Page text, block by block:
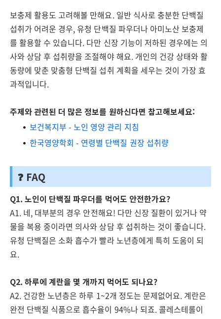
보충제 활용도 고려해볼 만해요. 일반 식사로 충분한 단백질
섭취가 어려운 경우, 유청 단백질 파우더나 아미노산 보충제
를 활용할 수 있습니다. 다만 신장 기능이 저하된 경우에는 의
사와 상담 후 섭취량을 조절해야 해요. 개인의 건강 상태와 활
동량에 맞춘 맞춤형 단백질 섭취 계획을 세우는 것이 가장 효
과적입니다.
주제와 관련된 더 많은 정보를 원하신다면 참고해보세요:
보건복지부 - 노인 영양 관리 지침
한국영양학회 - 연령별 단백질 권장 섭취량
❓ FAQ
Q1. 노인이 단백질 파우더를 먹어도 안전한가요?
A1. 네, 대부분의 경우 안전해요! 다만 신장 질환이 있거나 약
물을 복용 중이라면 의사와 상담 후 섭취하는 것이 좋습니다.
유청 단백질은 소화 흡수가 빨라 노년층에게 특히 도움이 되
요.
Q2. 하루에 계란을 몇 개까지 먹어도 되나요?
A2. 건강한 노년층은 하루 1~2개 정도는 문제없어요. 계란은
완전 단백질 식품으로 흡수율이 94%나 되죠. 콜레스테롤이